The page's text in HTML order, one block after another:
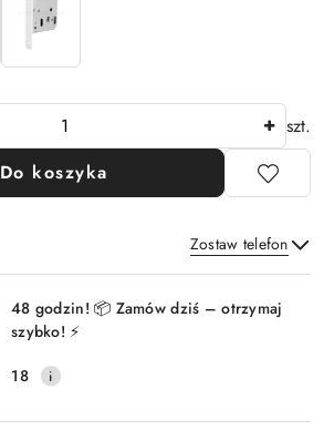
szt.
Do koszyka
Zostaw telefon
Wyślij
48 godzin! 📦 Zamów dziś – otrzymaj
szybko! ⚡
18